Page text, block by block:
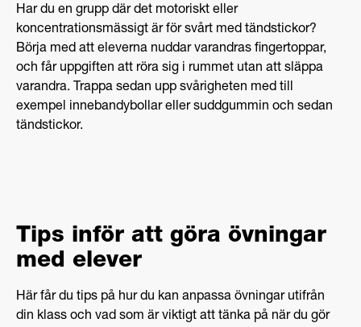
Har du en grupp där det motoriskt eller
koncentrationsmässigt är för svårt med tändstickor?
Börja med att eleverna nuddar varandras fingertoppar,
och får uppgiften att röra sig i rummet utan att släppa
varandra. Trappa sedan upp svårigheten med till
exempel innebandybollar eller suddgummin och sedan
tändstickor.
Tips inför att göra övningar
med elever
Här får du tips på hur du kan anpassa övningar utifrån
din klass och vad som är viktigt att tänka på när du gör